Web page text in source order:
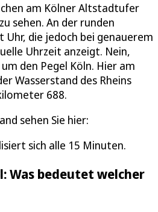
am Kölner Altstadtufer
sehen. An der runden
Uhr, die jedoch bei genauerem
Uhrzeit anzeigt. Nein,
den Pegel Köln. Hier am
Wasserstand des Rheins
688.
sehen Sie hier:
sich alle 15 Minuten.
Was bedeutet welcher